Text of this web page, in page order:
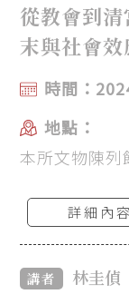
從教會到
末與社會效
時間：
地點：
本所文物陳列
詳細內容
講者 林圭偵